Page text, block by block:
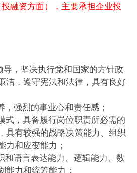
融资方面），主要承担企业投
导，坚决执行党和国家的方针政
洁，遵守宪法和法律，具有良好
强烈的事业心和责任感；
式，具备履行岗位职责所必需的
具有较强的战略决策能力、组织
力和应变能力；
和语言表达能力、逻辑能力、数
能力和统筹能力；